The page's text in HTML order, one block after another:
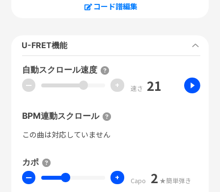
コード譜編集
U-FRET機能
自動スクロール速度
ー + 速さ 21
BPM連動スクロール
この曲は対応していません
カポ
ー + Capo 2 ★簡単弾き